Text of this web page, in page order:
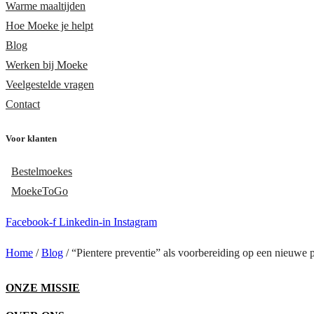
Warme maaltijden
Hoe Moeke je helpt
Blog
Werken bij Moeke
Veelgestelde vragen
Contact
Voor klanten
Bestelmoekes
MoekeToGo
Facebook-f Linkedin-in Instagram
Home /Blog /“Pientere preventie” als voorbereiding op een nieuwe
ONZE MISSIE